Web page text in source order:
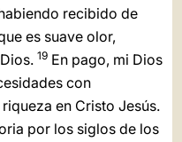
recibido de
es suave olor,
19En pago, mi Dios
con
en Cristo Jesús.
por los siglos de los